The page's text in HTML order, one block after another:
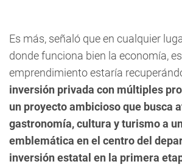
Es más, señaló que en cualquier
donde funciona bien la economía,
emprendimiento estaría
inversión privada con múltiples
un proyecto ambicioso que busca
gastronomía, cultura y turismo a
emblemática en el centro del
inversión estatal en la primera